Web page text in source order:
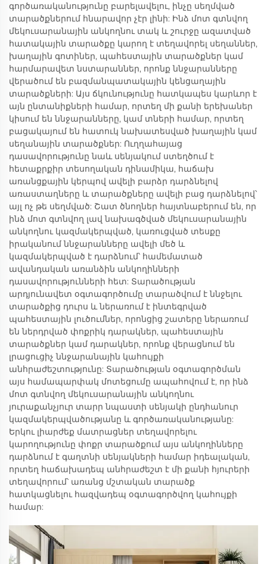
գործառականությունը բարելավելու, ինչը սեղմված
տարածքներում հնարավոր չէր լինի: Ինձ մոտ գտնվող
մեկուսարանային անկողնու տակ և շուրջը ազատված
հատակային տարածքը կարող է տեղավորել սեղաններ,
խաղային գոտիներ, պահեստային տարածքներ կամ
հարմարավետ նստարաններ, որոնք ննջարանները
վերածում են բազմանպատակային կենցաղային
տարածքների: Այս ճկունությունը հատկապես կարևոր է
այն ընտանիքների համար, որտեղ մի քանի երեխաներ
կիսում են ննջարանները, կամ տների համար, որտեղ
բացակայում են հատուկ նախատեսված խաղային կամ
սեղանային տարածքներ: Ուղղահայաց
դասավորությունը նաև սենյակում ստեղծում է
հետաքրքիր տեսողական դինամիկա, հաճախ
առանցքային կերպով ավելի բարձր դարձնելով
առաստաղները և տարածքները ավելի բաց դարձնելով՝
այլ ոչ թե սեղմված: Շատ ծնողներ հայտնաբերում են, որ
ինձ մոտ գտնվող լավ նախագծված մեկուսարանային
անկողնու կազմակերպված, կառուցված տեսքը
իրականում ննջարանները ավելի մեծ և
կազմակերպված է դարձնում՝ համեմատած
ավանդական առանձին անկողինների
դասավորությունների հետ: Տարածության
արդյունավետ օգտագործումը տարածվում է ննջելու
տարածքից դուրս և ներառում է ինտեգրված
պահեստային լուծումներ, որոնցից շատերը ներառում
են ներդրված փոքրիկ դարակներ, պահեստային
տարածքներ կամ դարակներ, որոնք վերացնում են
լրացուցիչ ննջարանային կահույքի
անհրաժեշտությունը: Տարածության օգտագործման
այս համապարփակ մոտեցումը ապահովում է, որ ինձ
մոտ գտնվող մեկուսարանային անկողնու
յուրաքանչյուր տարր նպաստի սենյակի ընդհանուր
կազմակերպվածությանը և գործառականությանը:
Երկու լիարժեք մատրացներ տեղավորելու
կարողությունը փոքր տարածքում այս անկողինները
դարձնում է գաղտնի սենյակների համար իդեալական,
որտեղ հաճախադեպ անհրաժեշտ է մի քանի հյուրերի
տեղավորում՝ առանց մշտական տարածք
հատկացնելու հազվադեպ օգտագործվող կահույքի
համար: